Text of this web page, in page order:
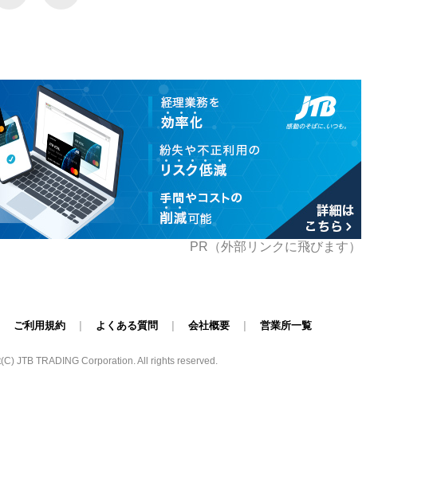
PR（外部リンクに飛びます）
ご利用規約 | よくある質問 | 会社概要 | 営業所一覧
JTB TRADING Corporation. All rights reserved.